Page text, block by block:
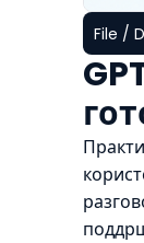
File /